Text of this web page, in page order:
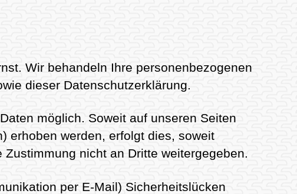
Wir behandeln Ihre personenbezogenen
dieser Datenschutzerklärung.
möglich. Soweit auf unseren Seiten
erhoben werden, erfolgt dies, soweit
nicht an Dritte weitergegeben.
per E-Mail) Sicherheitslücken